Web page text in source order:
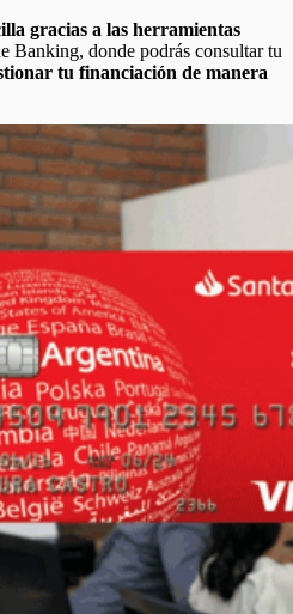
gracias a las herramientas
Banking, donde podrás consultar tu
tu financiación de manera